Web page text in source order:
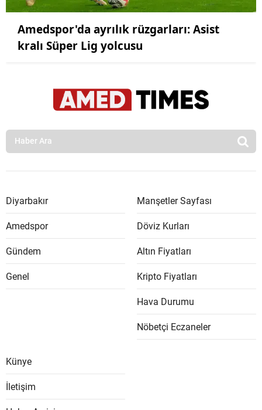
Amedspor'da ayrılık rüzgarları: Asist
kralı Süper Lig yolcusu
Diyarbakır
Amedspor
Gündem
Genel
Manşetler Sayfası
Döviz Kurları
Altın Fiyatları
Kripto Fiyatları
Hava Durumu
Nöbetçi Eczaneler
Künye
İletişim